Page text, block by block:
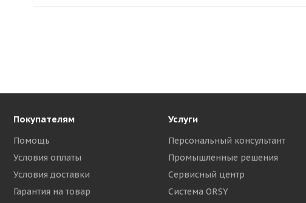
Покупателям
Помощь
Условия оплаты
Условия доставки
Гарантия на товар
Услуги
Персональный консультант
Промышленные решения
Сервисный центр
Система ORSY